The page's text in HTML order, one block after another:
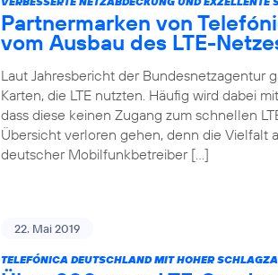
Partnermarken von
vom Ausbau des LTE-
Laut Jahresbericht der Bundesnetzagentur
Karten, die LTE nutzten. Häufig wird dabei
dass diese keinen Zugang zum schnellen
Übersicht verloren gehen, denn die Vielfalt
deutscher Mobilfunkbetreiber […]
22. Mai 2019
TELEFÓNICA DEUTSCHLAND MIT HOHER